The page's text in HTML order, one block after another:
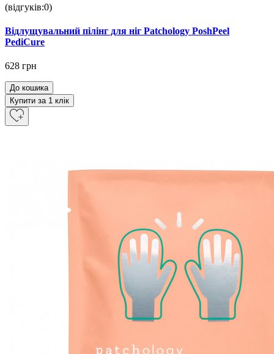
(відгуків:0)
Відлущувальний пілінг для ніг Patchology PoshPeel
PediCure
628 грн
До кошика
Купити за 1 клiк